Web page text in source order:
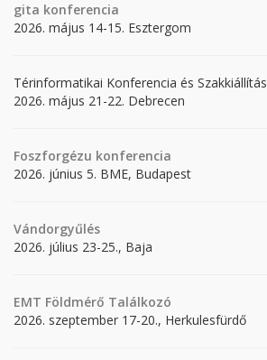
gita konferencia
2026. május 14-15. Esztergom
Térinformatikai Konferencia és Szakkiállítás
2026. május 21-22. Debrecen
Foszforgézu konferencia
2026. június 5. BME, Budapest
Vándorgyűlés
2026. július 23-25., Baja
EMT Földmérő Találkozó
2026. szeptember 17-20., Herkulesfürdő